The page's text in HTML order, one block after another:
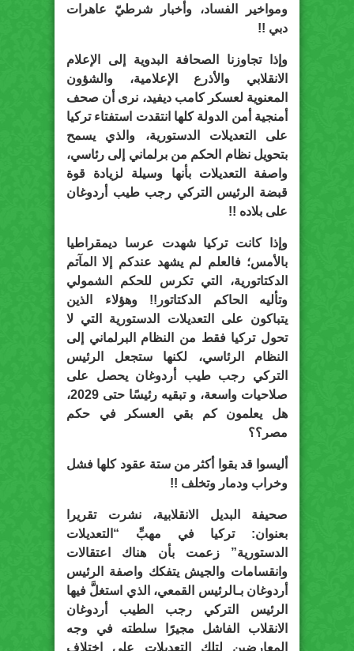
ومواخير الفساد، وأخبار شرطيّ عاهرات
دبي !!
وإذا تجاوزنا الصحافة البدوية إلى الإعلام
الانقلابي والأذرع الإعلامية، والشؤون
المعنوية لعسكر كامب ديفيد، نرى أن صحف
أمنجية أمن الدولة كلها انتقدت استفتاء تركيا
على التعديلات الدستورية، والذي يسمح
بتحويل نظام الحكم من برلماني إلى رئاسي،
واصفة التعديلات بأنها وسيلة لزيادة قوة
قبضة الرئيس التركي رجب طيب أردوغان
على بلاده !!
وإذا كانت تركيا شهدت عرسا ديمقراطيا
بالأمس؛ فالعلم لم يشهد عندكم إلا المآتم
الدكتاتورية، التي تكرس للحكم الشمولي
وتأليه الحاكم الدكتاتور!! وهؤلاء الذين
يتباكون على التعديلات الدستورية التي لا
تحول تركيا فقط من النظام البرلماني إلى
النظام الرئاسي، لكنها ستجعل الرئيس
التركي رجب طيب أردوغان يحصل على
صلاحيات واسعة، و تبقيه رئيسًا حتى 2029،
هل يعلمون كم بقي العسكر في حكم
مصر؟؟
أليسوا قد بقوا أكثر من ستة عقود كلها فشل
وخراب ودمار وتخلف !!
صحيفة البديل الانقلابية، نشرت تقريرا
بعنوان: تركيا في مهبِّ “التعديلات
الدستورية” زعمت بأن هناك اعتقالات
وانقسامات والجيش يتفكك واصفة الرئيس
أردوغان بـالرئيس القمعي، الذي استغلَّ فيها
الرئيس التركي رجب الطيب أردوغان
الانقلاب الفاشل مجيرًا سلطته في وجه
المعارضين لتلك التعديلات على اختلاف